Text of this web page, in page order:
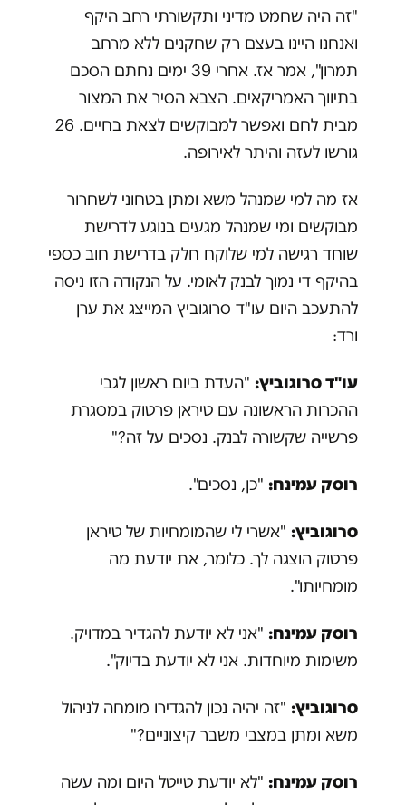
"זה היה שחמט מדיני ותקשורתי רחב היקף
ואנחנו היינו בעצם רק שחקנים ללא מרחב
תמרון", אמר אז. אחרי 39 ימים נחתם הסכם
בתיווך האמריקאים. הצבא הסיר את המצור
מבית לחם ואפשר למבוקשים לצאת בחיים. 26
גורשו לעזה והיתר לאירופה.
אז מה למי שמנהל משא ומתן בטחוני לשחרור
מבוקשים ומי שמנהל מגעים בנוגע לדרישת
שוחד רגישה למי שלוקח חלק בדרישת חוב כספי
בהיקף די נמוך לבנק לאומי. על הנקודה הזו ניסה
להתעכב היום עו"ד סרוגוביץ המייצג את ערן
ורד:
עו"ד סרוגוביץ: "העדת ביום ראשון לגבי
ההכרות הראשונה עם טיראן פרטוק במסגרת
פרשייה שקשורה לבנק. נסכים על זה?"
רוסק עמינח: "כן, נסכים".
סרוגוביץ: "אשרי לי שהמומחיות של טיראן
פרטוק הוצגה לך. כלומר, את יודעת מה
מומחיותו".
רוסק עמינח: "אני לא יודעת להגדיר במדויק.
משימות מיוחדות. אני לא יודעת בדיוק".
סרוגוביץ: "זה יהיה נכון להגדירו מומחה לניהול
משא ומתן במצבי משבר קיצוניים?"
רוסק עמינח: "לא יודעת טייטל היום ומה עשה